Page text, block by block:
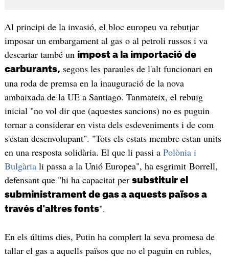
Al principi de la invasió, el bloc europeu va rebutjar
imposar un embargament al gas o al petroli russos i va
descartar també un impost a la importació de
carburants, segons les paraules de l'alt funcionari en
una roda de premsa en la inauguració de la nova
ambaixada de la UE a Santiago. Tanmateix, el rebuig
inicial "no vol dir que (aquestes sancions) no es puguin
tornar a considerar en vista dels esdeveniments i de com
s'estan desenvolupant". "Tots els estats membre estan units
en una resposta solidària. El que li passi a Polònia i
Bulgàriali passa a la Unió Europea", ha esgrimit Borrell,
defensant que "hi ha capacitat per substituir el
subministrament de gas a aquests països a
través d'altres fonts".
En els últims dies, Putin ha complert la seva promesa de
tallar el gas a aquells països que no el paguin en rubles,